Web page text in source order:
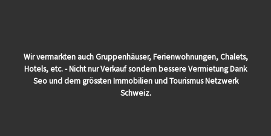
Wir vermarkten auch Gruppenhäuser, Ferienwohnungen, Chalets,
Hotels, etc. - Nicht nur Verkauf sondern bessere Vermietung Dank
Seo und dem grössten Immobilien und Tourismus Netzwerk
Schweiz.